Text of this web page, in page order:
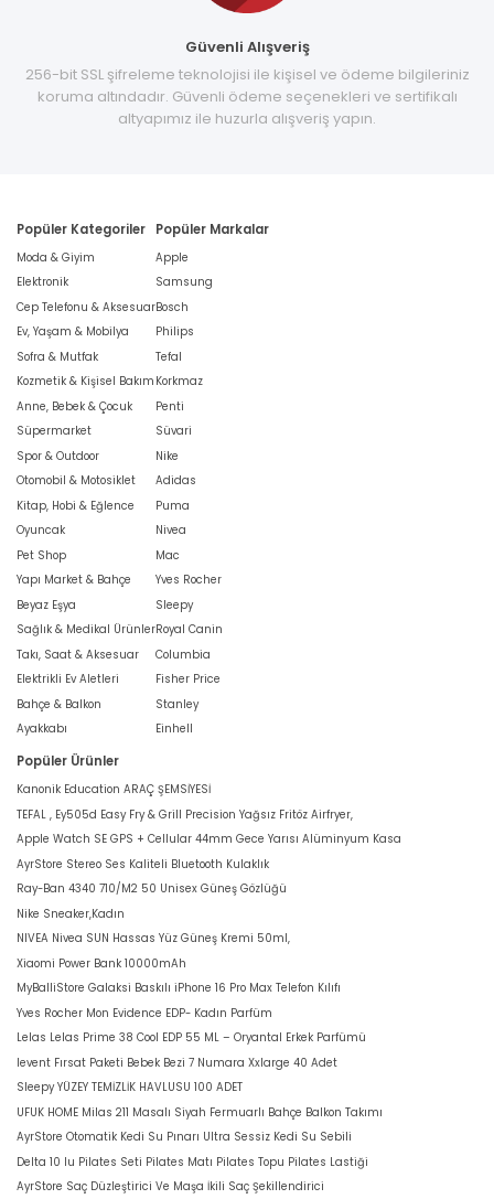
Güvenli Alışveriş
256-bit SSL şifreleme teknolojisi ile kişisel ve ödeme bilgileriniz
koruma altındadır. Güvenli ödeme seçenekleri ve sertifikalı
altyapımız ile huzurla alışveriş yapın.
Popüler Kategoriler
Moda & Giyim
Elektronik
Cep Telefonu & Aksesuar
Ev, Yaşam & Mobilya
Sofra & Mutfak
Kozmetik & Kişisel Bakım
Anne, Bebek & Çocuk
Süpermarket
Spor & Outdoor
Otomobil & Motosiklet
Kitap, Hobi & Eğlence
Oyuncak
Pet Shop
Yapı Market & Bahçe
Beyaz Eşya
Sağlık & Medikal Ürünler
Takı, Saat & Aksesuar
Elektrikli Ev Aletleri
Bahçe & Balkon
Ayakkabı
Popüler Markalar
Apple
Samsung
Bosch
Philips
Tefal
Korkmaz
Penti
Süvari
Nike
Adidas
Puma
Nivea
Mac
Yves Rocher
Sleepy
Royal Canin
Columbia
Fisher Price
Stanley
Einhell
Popüler Ürünler
Kanonik Education ARAÇ ŞEMSİYESİ
TEFAL , Ey505d Easy Fry & Grill Precision Yağsız Fritöz Airfryer,
Apple Watch SE GPS + Cellular 44mm Gece Yarısı Alüminyum Kasa
AyrStore Stereo Ses Kaliteli Bluetooth Kulaklık
Ray-Ban 4340 710/M2 50 Unisex Güneş Gözlüğü
Nike Sneaker,Kadın
NIVEA Nivea SUN Hassas Yüz Güneş Kremi 50ml,
Xiaomi Power Bank 10000mAh
MyBalliStore Galaksi Baskılı iPhone 16 Pro Max Telefon Kılıfı
Yves Rocher Mon Evidence EDP- Kadın Parfüm
Lelas Lelas Prime 38 Cool EDP 55 ML – Oryantal Erkek Parfümü
levent Fırsat Paketi Bebek Bezi 7 Numara Xxlarge 40 Adet
Sleepy YÜZEY TEMİZLİK HAVLUSU 100 ADET
UFUK HOME Milas 211 Masalı Siyah Fermuarlı Bahçe Balkon Takımı
AyrStore Otomatik Kedi Su Pınarı Ultra Sessiz Kedi Su Sebili
Delta 10 lu Pilates Seti Pilates Matı Pilates Topu Pilates Lastiği
AyrStore Saç Düzleştirici Ve Maşa İkili Saç Şekillendirici